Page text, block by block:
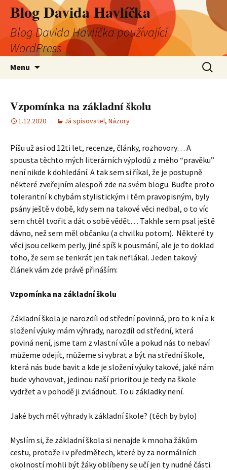
Blog Davida Havlíčka
Blog Davida Havlíčka používající
WordPress
Menu
Vzpomínka na základní školu
1.12.2020 Já spisovatel, Názory
Píšu už asi od 12ti let, recenze, články, rozhovory… A
spousta těchto mých literárních výplodů z mého “pravěku”
není nikde k dohledání. A tak sem si říkal, že je postupně
některé zveřejním alespoň zde na svém blogu. Buďte proto
tolerantní k chybám stylistickým i těm pravopisným, byly
psány ještě v době, kdy sem na takové věci nedbal, o to víc
sem chtěl tvořit a dát o sobě vědět… Takhle sem psal ještě
dávno, než sem měl občanku (a chvilku potom). Některé ty
věci jsou celkem perly, jiné spíš k pousmání, ale je to doklad
toho, že sem se tenkrát jen tak neflákal. Jeden takový
článek vám zde právě přináším:
Vzpomínka na základní školu
Základní škola je narozdíl od střední povinná, pro to k ní a k
složení výuky mám výhrady, narozdíl od střední, která
poviná není, jsme tam z vlastní vůle a pokud nás to nebaví
můžeme odejít, můžeme si vybrat a být na střední škole,
která nás bude bavit a kde je složení výuky takové, jaké nám
bude vyhovovat, jedinou naší prioritou je tedy na škole
vydržet a v pohodě ji zvládnout. To u základky není.
Jaké bych měl výhrady k základní škole? (těch by bylo)
Myslím si, že základní škola si nenajde k mnoha žákům
cestu, protože i v předmětech, které by za normálních
okolností mohli být žáky oblíbeny se učí jen ty nudné části.